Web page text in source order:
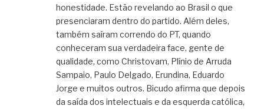
honestidade. Estão revelando ao Brasil o que
presenciaram dentro do partido. Além deles,
também saíram correndo do PT, quando
conheceram sua verdadeira face, gente de
qualidade, como Christovam, Plínio de Arruda
Sampaio, Paulo Delgado, Erundina, Eduardo
Jorge e muitos outros. Bicudo afirma que depois
da saída dos intelectuais e da esquerda católica,